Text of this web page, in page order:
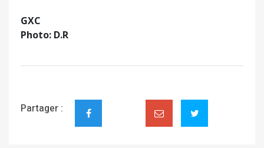
GXC
Photo: D.R
Partager :